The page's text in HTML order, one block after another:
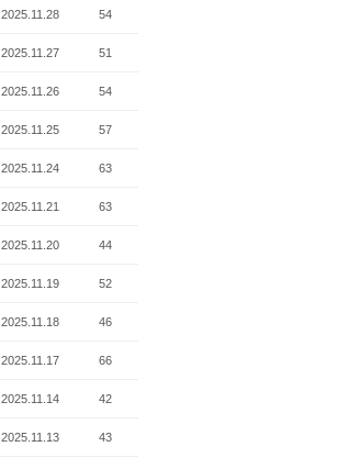
2025.11.28 54
2025.11.27 51
2025.11.26 54
2025.11.25 57
2025.11.24 63
2025.11.21 63
2025.11.20 44
2025.11.19 52
2025.11.18 46
2025.11.17 66
2025.11.14 42
2025.11.13 43